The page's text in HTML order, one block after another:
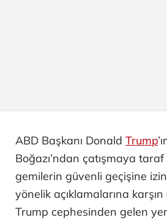
ABD Başkanı Donald Trump
Boğazı’ndan çatışmaya
gemilerin güvenli geçişine
yönelik açıklamalarına
Trump cephesinden gelen